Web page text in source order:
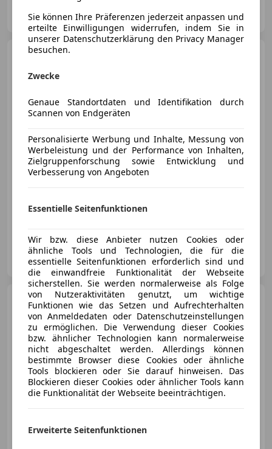
AT-2751 Steinabrückl
motioncars gmbh
AT-8301 Kainbach bei Graz
Ford Mondeo
Traveller ST-
LINE 2,0 TDCi Aut.
€ 16 990
Sie können Ihre Präferenzen jederzeit anpassen und
erteilte Einwilligungen widerrufen, indem Sie in
unserer Datenschutzerklärung den Privacy Manager
besuchen.
Zwecke
Genaue Standortdaten und Identifikation durch
Scannen von Endgeräten
Personalisierte Werbung und Inhalte, Messung von
Werbeleistung und der Performance von Inhalten,
Zielgruppenforschung sowie Entwicklung und
Verbesserung von Angeboten
Essentielle Seitenfunktionen
Wir bzw. diese Anbieter nutzen Cookies oder
ähnliche Tools und Technologien, die für die
essentielle Seitenfunktionen erforderlich sind und
die einwandfreie Funktionalität der Webseite
sicherstellen. Sie werden normalerweise als Folge
von Nutzeraktivitäten genutzt, um wichtige
Funktionen wie das Setzen und Aufrechterhalten
von Anmeldedaten oder Datenschutzeinstellungen
zu ermöglichen. Die Verwendung dieser Cookies
bzw. ähnlicher Technologien kann normalerweise
nicht abgeschaltet werden. Allerdings können
bestimmte Browser diese Cookies oder ähnliche
Tools blockieren oder Sie darauf hinweisen. Das
Blockieren dieser Cookies oder ähnlicher Tools kann
die Funktionalität der Webseite beeinträchtigen.
Erweiterte Seitenfunktionen